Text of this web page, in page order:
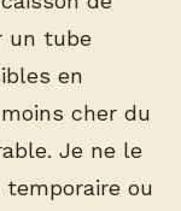
un tube
en
cher du
Je ne le
ou